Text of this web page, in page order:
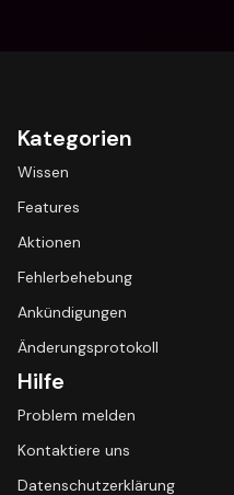
Kategorien
Wissen
Features
Aktionen
Fehlerbehebung
Ankündigungen
Änderungsprotokoll
Hilfe
Problem melden
Kontaktiere uns
Datenschutzerklärung